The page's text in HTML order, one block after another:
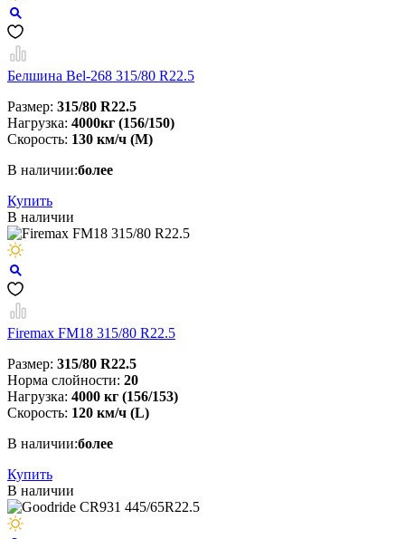
Белшина Bel-268 315/80 R22.5
Размер: 315/80 R22.5
Нагрузка: 4000кг (156/150)
Скорость: 130 км/ч (M)
В наличии:более
Купить
В наличии
Firemax FM18 315/80 R22.5
Размер: 315/80 R22.5
Норма слойности: 20
Нагрузка: 4000 кг (156/153)
Скорость: 120 км/ч (L)
В наличии:более
Купить
В наличии